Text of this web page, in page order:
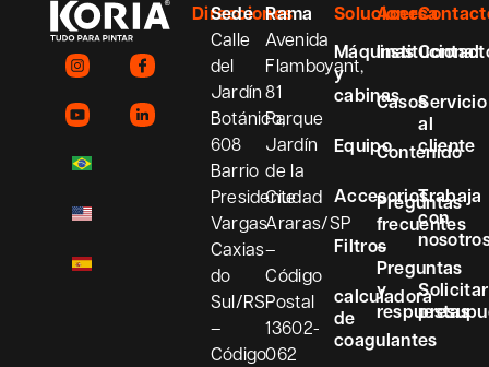
Direcciones
Sede
Calle
del
Jardín
Botánico,
608
Barrio
Presidente
Vargas
Caxias
do
Sul/RS
–
Código
Rama
Avenida
Flamboyant,
81
Parque
Jardín
de la
Ciudad
Araras/SP
–
Código
Postal
13602-
062
Soluciones
Máquinas
y
cabinas
Equipo
Accesorios
Filtros
calculadora
de
coagulantes
Acerca
Institucional
Casos
Contenido
Preguntas
frecuentes
–
Preguntas
y
respuestas
Servicio
al
cliente
Trabaja
con
Solicitar